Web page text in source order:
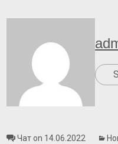
Чат on 14.06.2022